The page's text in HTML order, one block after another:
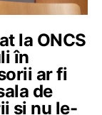
la ONCS
în
ar fi
de
și nu le-